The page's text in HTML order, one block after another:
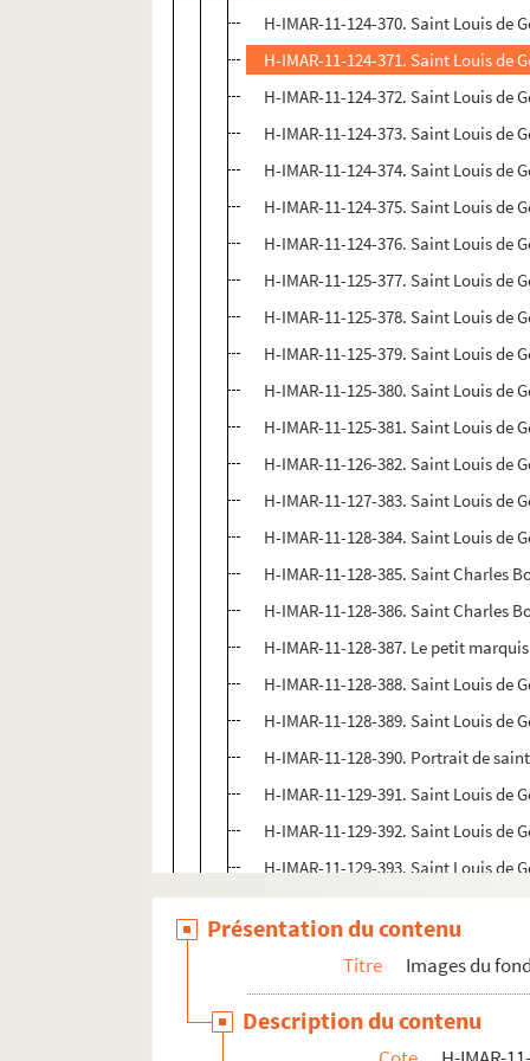
H-IMAR-11-124-370. Saint Louis de
H-IMAR-11-124-371. Saint Louis de
H-IMAR-11-124-372. Saint Louis de
H-IMAR-11-124-373. Saint Louis de
H-IMAR-11-124-374. Saint Louis de
H-IMAR-11-124-375. Saint Louis de
H-IMAR-11-124-376. Saint Louis de
H-IMAR-11-125-377. Saint Louis de
H-IMAR-11-125-378. Saint Louis de
H-IMAR-11-125-379. Saint Louis de
H-IMAR-11-125-380. Saint Louis de
H-IMAR-11-125-381. Saint Louis de
H-IMAR-11-126-382. Saint Louis de
H-IMAR-11-127-383. Saint Louis de
H-IMAR-11-128-384. Saint Louis de
H-IMAR-11-128-385. Saint Charles
H-IMAR-11-128-386. Saint Charles
H-IMAR-11-128-387. Le petit
H-IMAR-11-128-388. Saint Louis de
H-IMAR-11-128-389. Saint Louis de
H-IMAR-11-128-390. Portrait de
H-IMAR-11-129-391. Saint Louis de
H-IMAR-11-129-392. Saint Louis de
H-IMAR-11-129-393. Saint Louis de
H-IMAR-11-129-394. Saint Louis de
H-IMAR-11-129-395. Saint Louis de
H-IMAR-11-130-396. Saint Louis de
H-IMAR-11-130-397. Saint Louis de
H-IMAR-11-130-398. Saint Louis de
Présentation du contenu
Titre Images du
Description du contenu